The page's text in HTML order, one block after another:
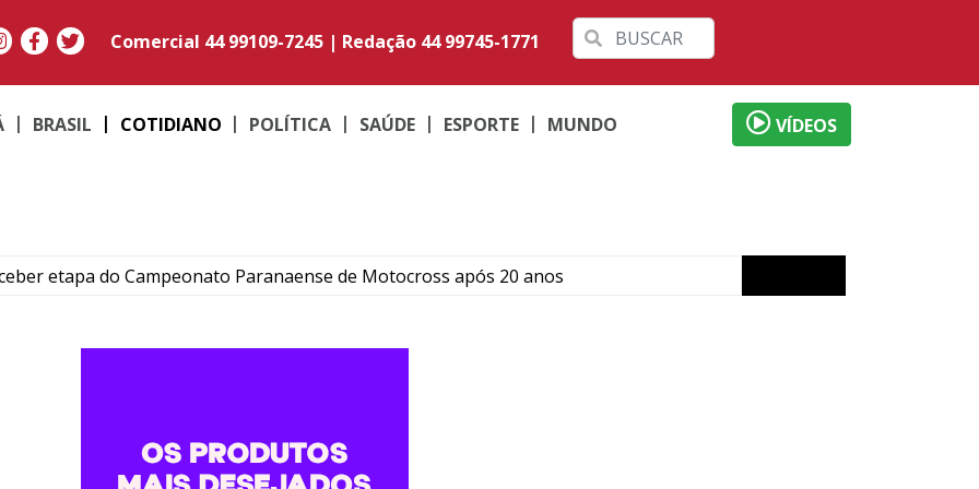
Comercial 44 99109-7245 | Redação 44 99745-1771
BRASIL COTIDIANO POLÍTICA SAÚDE ESPORTE MUNDO VÍDEOS
etapa do Campeonato Paranaense de Motocross após 20 anos
e mantém fiscalização do piso mínimo; entenda as mudanças